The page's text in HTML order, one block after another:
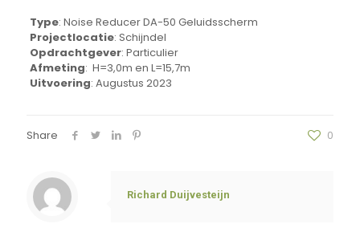
Type: Noise Reducer DA-50 Geluidsscherm
Projectlocatie: Schijndel
Opdrachtgever: Particulier
Afmeting: H=3,0m en L=15,7m
Uitvoering: Augustus 2023
Share 0
Richard Duijvesteijn